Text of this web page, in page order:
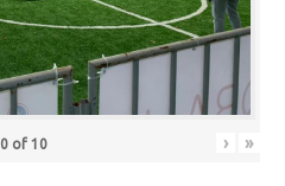
of 10 › »